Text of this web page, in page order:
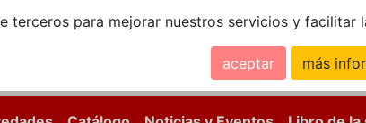
terceros para mejorar nuestros servicios y facilitar
aceptar más